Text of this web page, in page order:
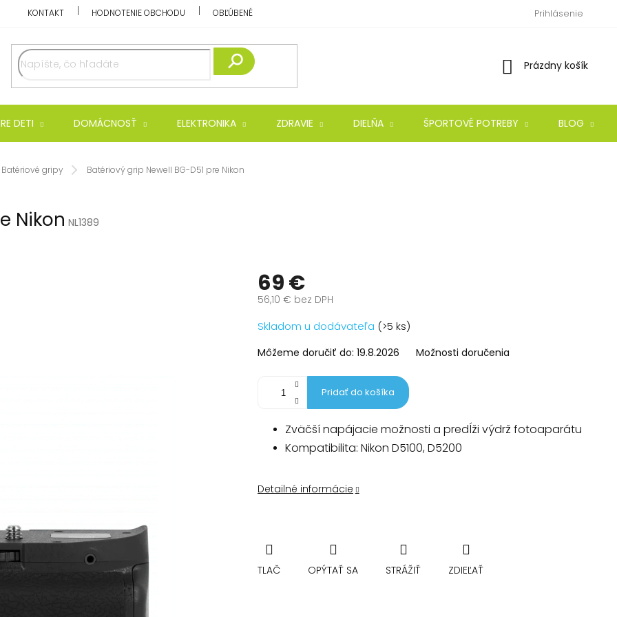
KONTAKT HODNOTENIE OBCHODU OBĽÚBENÉ Prihlásenie
Nákupný
Prázdny košík
DETI DOMÁCNOSŤ ELEKTRONIKA ZDRAVIE DIELŇA ŠPORTOVÉ POTREBY BLOG
Batériové gripy Batériový grip Newell BG-D51 pre Nikon
Nikon NL1389
69 €
56,10 € bez DPH
Jednotková
cena:
Skladom u dodávateľa (>5 ks)
Môžeme doručiť do: 19.8.2026 Možnosti doručenia
Pridať do košíka
Zväčší napájacie možnosti a predĺži výdrž fotoaparátu
Kompatibilita: Nikon D5100, D5200
Detailné informácie
TLAČ OPÝTAŤ SA STRÁŽIŤ ZDIEĽAŤ